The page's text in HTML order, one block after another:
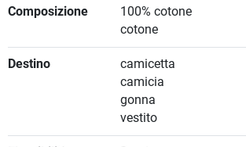
Composizione
100% cotone
cotone
Destino
camicetta
camicia
gonna
vestito